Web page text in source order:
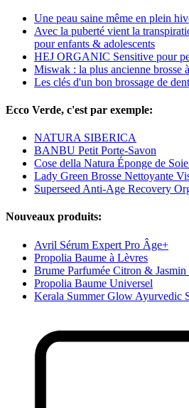
Une peau saine même en plein
Avec la puberté vient la
pour enfants & adolescents
HEJ ORGANIC Sensitive pour
Miswak : la plus ancienne brosse
Les clés d'un bon brossage de
Ecco Verde, c'est par exemple:
NATURA SIBERICA
BANBU Petit Porte-Savon
Cose della Natura Éponge de
Lady Green Brosse Nettoyante
Superseed Anti-Age Recovery
Nouveaux produits:
Avril Sérum Expert Pro Âge+
Propolia Baume à Lèvres
Brume Parfumée Citron &
Propolia Baume Universel
Kerala Summer Glow Ayurvedic